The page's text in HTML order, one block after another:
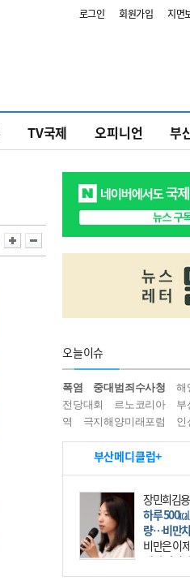
로그인 회원가입 지면
TV국제 오피니언 부
오늘이슈
폭염 중대범죄수사청 해
전당대회
르노코리아 부
역
극지해양미래포럼 인
부산메디클럽+
장민희김
하루 500
량…비만
비만은 이
제가 아니
하고 치료